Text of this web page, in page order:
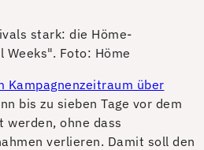
stark: die Höme-
Weeks". Foto: Höme
Kampagnenzeitraum über
bis zu sieben Tage vor dem
ohne dass
verlieren. Damit soll den